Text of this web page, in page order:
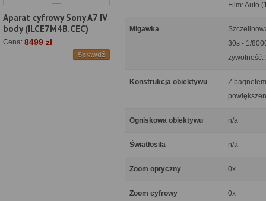
Aparat cyfrowy Sony A7 IV
body (ILCE7M4B.CEC)
Cena: 8499 zł
Sprawdź
Film: Auto
Migawka
30s - 1/
żywotność:
Konstrukcja obiektywu
Z
Ogniskowa obiektywu n/a
Światłosiła n/a
Zoom optyczny 0x
Zoom cyfrowy 0x